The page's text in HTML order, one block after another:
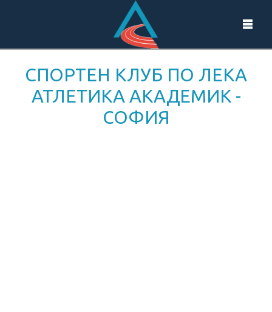
СПОРТЕН КЛУБ ПО ЛЕКА
АТЛЕТИКА АКАДЕМИК -
СОФИЯ